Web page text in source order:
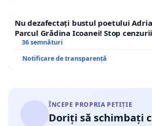
Nu dezafectați bustul poetului
Parcul Grădina Icoanei! Stop
36 semnături
Notificare de transparență
ÎNCEPE PROPRIA PETIȚIE
Doriți să schimbați